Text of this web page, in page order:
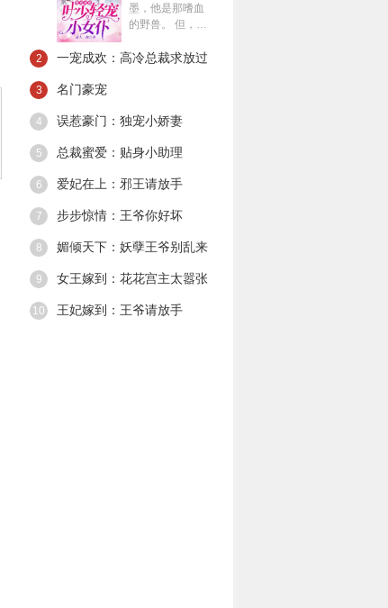
墨，他是那嗜血
的野兽。 但，夏
是个小恶魔。 第
个恶魔般笑容，
次遇见他，他将
听从我的命令，
2 一宠成欢：高冷总裁求放过
3 名门豪宠
4 误惹豪门：独宠小娇妻
5 总裁蜜爱：贴身小助理
6 爱妃在上：邪王请放手
7 步步惊情：王爷你好坏
8 媚倾天下：妖孽王爷别乱来
9 女王嫁到：花花宫主太嚣张
10 王妃嫁到：王爷请放手